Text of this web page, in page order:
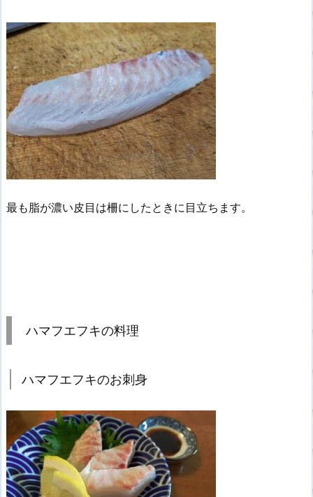
最も脂が濃い皮目は柵にしたときに目立ちます。
ハマフエフキの料理
ハマフエフキのお刺身